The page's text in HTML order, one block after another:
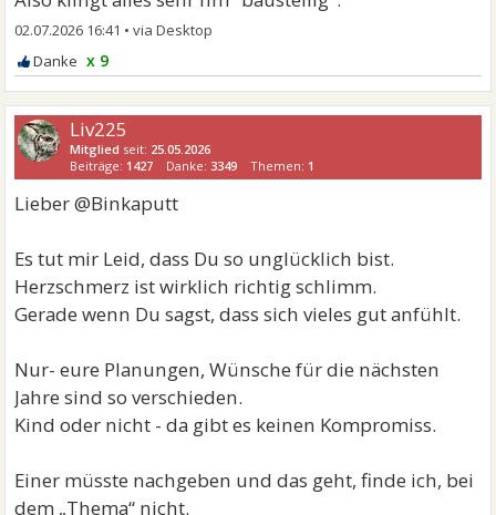
02.07.2026 16:41 •
x 9
Liv225
Mitglied seit: 25.05.2026
Beiträge: 1427 Danke: 3349 Themen: 1
Lieber @Binkaputt
Es tut mir Leid, dass Du so unglücklich bist.
Herzschmerz ist wirklich richtig schlimm.
Gerade wenn Du sagst, dass sich vieles gut anfühlt.
Nur- eure Planungen, Wünsche für die nächsten
Jahre sind so verschieden.
Kind oder nicht - da gibt es keinen Kompromiss.
Einer müsste nachgeben und das geht, finde ich, bei
dem „Thema“ nicht.